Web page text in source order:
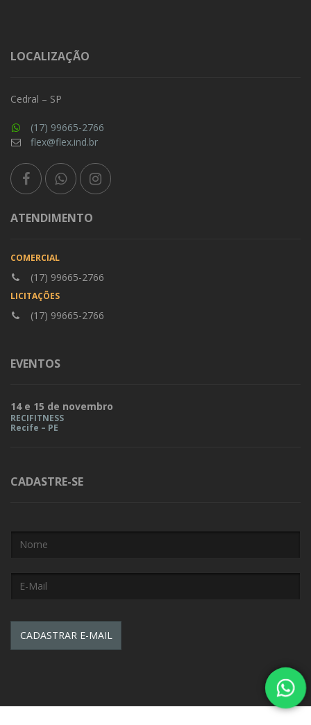
LOCALIZAÇÃO
Cedral – SP
(17) 99665-2766
flex@flex.ind.br
ATENDIMENTO
COMERCIAL
(17) 99665-2766
LICITAÇÕES
(17) 99665-2766
EVENTOS
14 e 15 de novembro
RECIFITNESS
Recife – PE
CADASTRE-SE